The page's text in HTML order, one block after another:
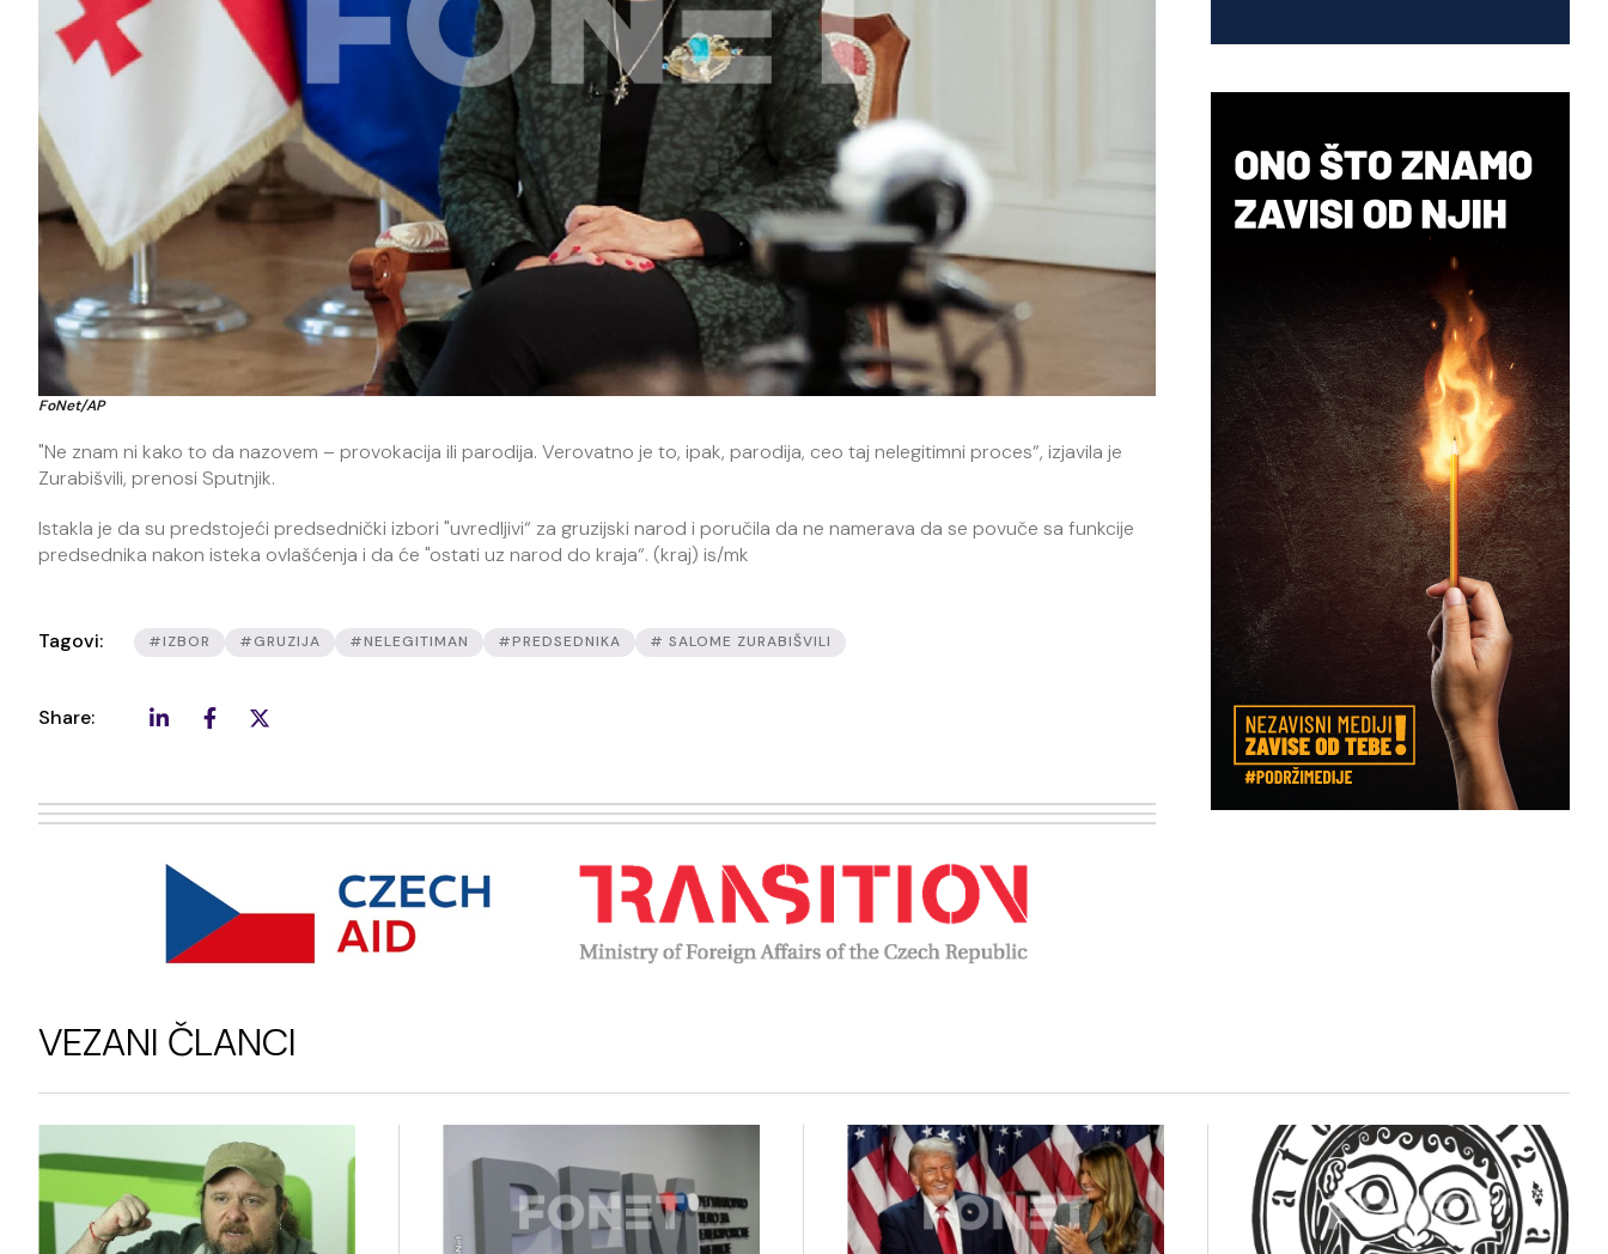
FoNet/AP
"Ne znam ni kako to da nazovem – provokacija ili parodija. Verovatno je to, ipak, parodija, ceo taj nelegitimni proces“, izjavila je
Zurabišvili, prenosi Sputnjik.
Istakla je da su predstojeći predsednički izbori "uvredljivi“ za gruzijski narod i poručila da ne namerava da se povuče sa funkcije
predsednika nakon isteka ovlašćenja i da će "ostati uz narod do kraja“. (kraj) is/mk
Tagovi: #IZBOR #GRUZIJA #NELEGITIMAN #PREDSEDNIKA # SALOME ZURABIŠVILI
Share:
VEZANI ČLANCI